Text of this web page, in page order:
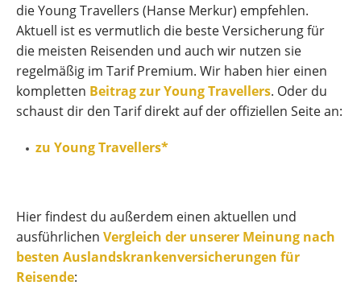
die Young Travellers (Hanse Merkur) empfehlen.
Aktuell ist es vermutlich die beste Versicherung für
die meisten Reisenden und auch wir nutzen sie
regelmäßig im Tarif Premium. Wir haben hier einen
kompletten Beitrag zur Young Travellers. Oder du
schaust dir den Tarif direkt auf der offiziellen Seite an:
zu Young Travellers*
Hier findest du außerdem einen aktuellen und
ausführlichen Vergleich der unserer Meinung nach
besten Auslandskrankenversicherungen für
Reisende: